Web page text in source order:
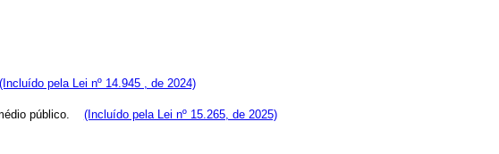
(Incluído pela Lei nº 14.945 , de 2024)
público. (Incluído pela Lei nº 15.265, de 2025)